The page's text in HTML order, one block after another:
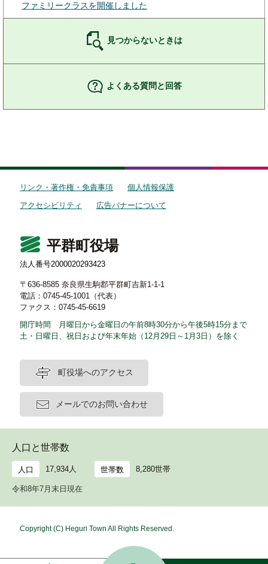
ファミリークラスを開催しました
見つからないときは
よくある質問と回答
リンク・著作権・免責事項
個人情報保護
アクセシビリティ
広告バナーについて
平群町役場
法人番号2000020293423
〒636-8585 奈良県生駒郡平群町吉新1-1-1
電話：0745-45-1001（代表）
ファクス：0745-45-6619
開庁時間 月曜日から金曜日の午前8時30分から午後5時15分まで
土・日曜日、祝日および年末年始（12月29日～1月3日）を除く
町役場へのアクセス
メールでのお問い合わせ
人口と世帯数
人口 17,934人 世帯数 8,280世帯
令和8年7月末日現在
Copyright (C) Heguri Town All Rights Reserved.